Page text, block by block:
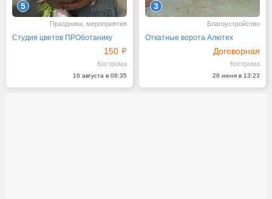
5
Праздники, мероприятия
Студия цветов ПРОботанику
150
Кострома
16 августа в 08:35
3
Благоустройство
Откатные ворота Алютех
Договорная
Кострома
28 июня в 13:23